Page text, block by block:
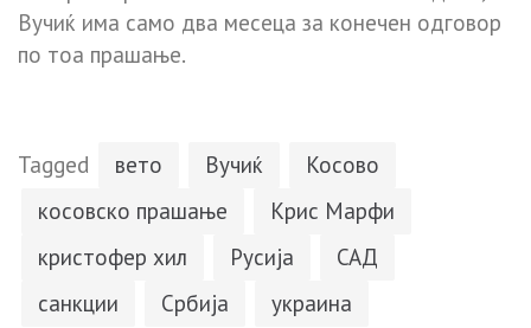
Вучиќ има само два месеца за конечен одговор
по тоа прашање.
Tagged вето Вучиќ
Косово
косовско прашање
Крис Марфи
кристофер хил
Русија
САД
санкции
Србија украина